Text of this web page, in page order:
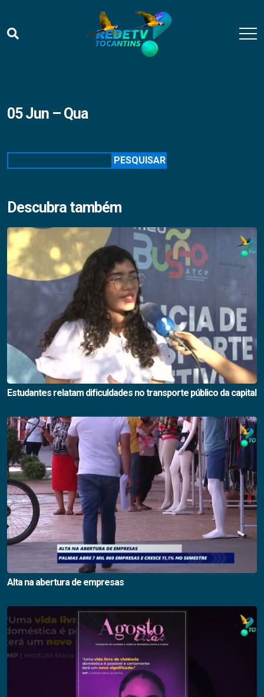
05 Jun – Qua
PESQUISAR
Descubra também
Estudantes relatam dificuldades no transporte público da capital
Alta na abertura de empresas